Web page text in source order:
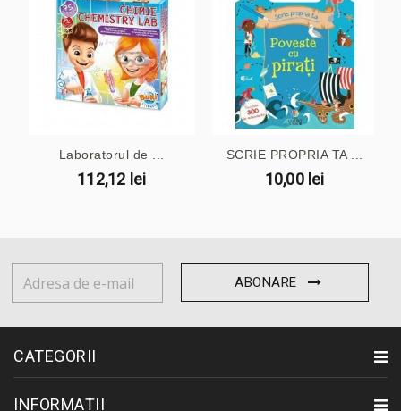
Laboratorul de ...
112,12 lei
SCRIE PROPRIA TA ...
10,00 lei
ABONARE
CATEGORII
INFORMAȚII